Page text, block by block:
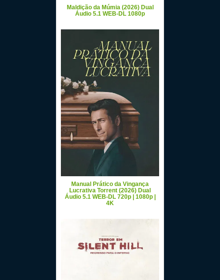
Maldição da Múmia (2026) Dual
Áudio 5.1 WEB-DL 1080p
Manual Prático da Vingança
Lucrativa Torrent (2026) Dual
Áudio 5.1 WEB-DL 720p | 1080p |
4K